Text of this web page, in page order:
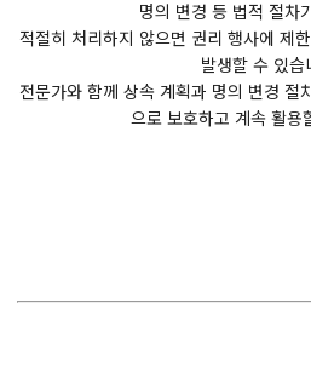
명의 변경 등 법적 절차
적절히 처리하지 않으면 권리 행사에 제
발생할 수 있습
전문가와 함께 상속 계획과 명의 변경 절
으로 보호하고 계속 활용